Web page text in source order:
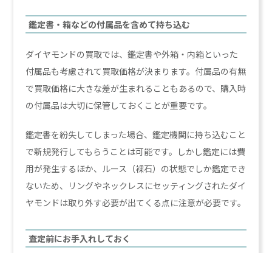
鑑定書・箱などの付属品を含めて持ち込む
ダイヤモンドの買取では、鑑定書や外箱・内箱といった
付属品も考慮されて買取価格が決まります。付属品の有無
で買取価格に大きな差が生まれることもあるので、購入時
の付属品は大切に保管しておくことが重要です。
鑑定書を紛失してしまった場合、鑑定機関に持ち込むこと
で新規発行してもらうことは可能です。しかし鑑定には費
用が発生するほか、ルース（裸石）の状態でしか鑑定でき
ないため、リングやネックレスにセッティングされたダイ
ヤモンドは取り外す必要が出てくる点に注意が必要です。
査定前にお手入れしておく